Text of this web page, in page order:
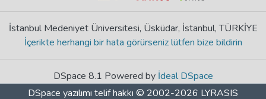
İstanbul Medeniyet Üniversitesi, Üsküdar, İstanbul, TÜRKİYE
İçerikte herhangi bir hata görürseniz lütfen bize bildirin
DSpace 8.1 Powered by İdeal DSpace
DSpace yazılımı telif hakkı © 2002-2026 LYRASIS